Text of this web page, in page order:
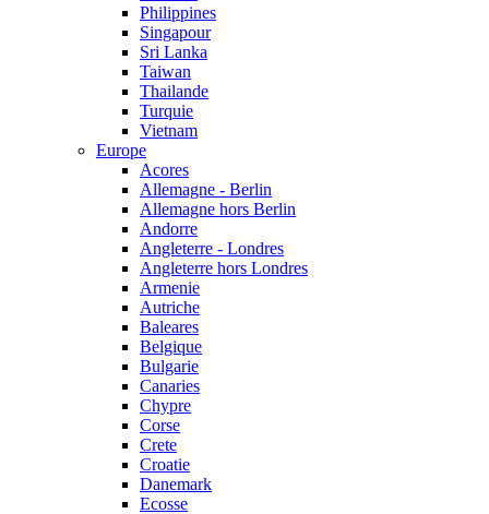
Philippines
Singapour
Sri Lanka
Taiwan
Thailande
Turquie
Vietnam
Europe
Acores
Allemagne - Berlin
Allemagne hors Berlin
Andorre
Angleterre - Londres
Angleterre hors Londres
Armenie
Autriche
Baleares
Belgique
Bulgarie
Canaries
Chypre
Corse
Crete
Croatie
Danemark
Ecosse